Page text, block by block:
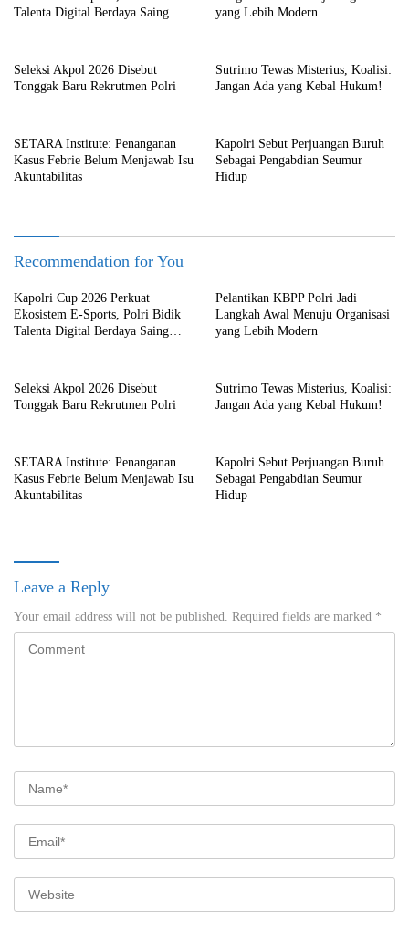
Talenta Digital Berdaya Saing
yang Lebih Modern
Seleksi Akpol 2026 Disebut
Tonggak Baru Rekrutmen Polri
Sutrimo Tewas Misterius, Koalisi:
Jangan Ada yang Kebal Hukum!
SETARA Institute: Penanganan
Kasus Febrie Belum Menjawab Isu
Akuntabilitas
Kapolri Sebut Perjuangan Buruh
Sebagai Pengabdian Seumur
Hidup
Recommendation for You
Kapolri Cup 2026 Perkuat
Ekosistem E-Sports, Polri Bidik
Talenta Digital Berdaya Saing
Pelantikan KBPP Polri Jadi
Langkah Awal Menuju Organisasi
yang Lebih Modern
Seleksi Akpol 2026 Disebut
Tonggak Baru Rekrutmen Polri
Sutrimo Tewas Misterius, Koalisi:
Jangan Ada yang Kebal Hukum!
SETARA Institute: Penanganan
Kasus Febrie Belum Menjawab Isu
Akuntabilitas
Kapolri Sebut Perjuangan Buruh
Sebagai Pengabdian Seumur
Hidup
Leave a Reply
Your email address will not be published. Required fields are marked *